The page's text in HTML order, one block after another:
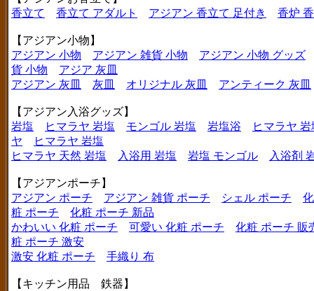
香立て
香立て アダルト アジアン 香立て 足付き 香炉
【アジアン小物】
アジアン 小物
アジアン 雑貨 小物
アジアン 小物 グッズ
貨 小物
アジア 灰皿
アジアン 灰皿
灰皿 オリジナル 灰皿 アンティーク 灰皿
【アジアン入浴グッズ】
岩塩
ヒマラヤ 岩塩 モンゴル 岩塩 岩塩浴
ヒマラヤ
ヤ
ヒマラヤ 岩塩
ヒマラヤ 天然 岩塩
入浴用 岩塩 岩塩 モンゴル 入浴剤
【アジアンポーチ】
アジアン ポーチ
アジアン 雑貨 ポーチ シェル ポーチ
粧 ポーチ
化粧 ポーチ 新品
かわいい 化粧 ポーチ
可愛い 化粧 ポーチ
化粧 ポーチ 販
粧 ポーチ 激安
激安 化粧 ポーチ
手織り 布
【キッチン用品 鉄器】